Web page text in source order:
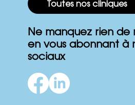
14 Mars - Journée
plus saine et plus
Toutes nos cliniques
Ne manquez rien de
en vous abonnant à
sociaux